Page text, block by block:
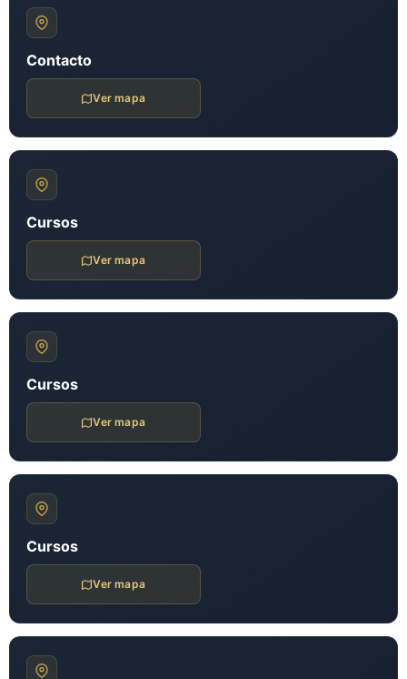
Contacto
Ver mapa
Cursos
Ver mapa
Cursos
Ver mapa
Cursos
Ver mapa